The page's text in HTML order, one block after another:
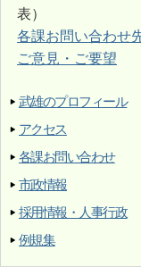
表）
各課お問い合わせ
ご意見・ご要望
武雄のプロフィール
アクセス
各課お問い合わせ
市政情報
採用情報・人事行政
例規集